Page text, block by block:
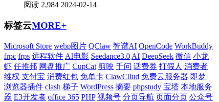
阅读 2,984 2024-02-14
标签云MORE+
Microsoft Store webp图片 QClaw 智谱AI OpenCode WorkBuddy
frpc frps 远程软件 AI电影 Seedance3.0 AI DeepSeek 微信 小龙
虾 任推邦 网盘推广 CupCat 剪映 千问 话费券 打假人 消费者
维权 支付宝 消费红包 免单卡 ClawCliud 免费云服务器 即梦
浏览器插件 clash 梯子 WordPress 摘要 phpstudy 宝塔 本地服务
器 E3开发者 office 365 PHP 视频号 分页导航 页面分页 公众号